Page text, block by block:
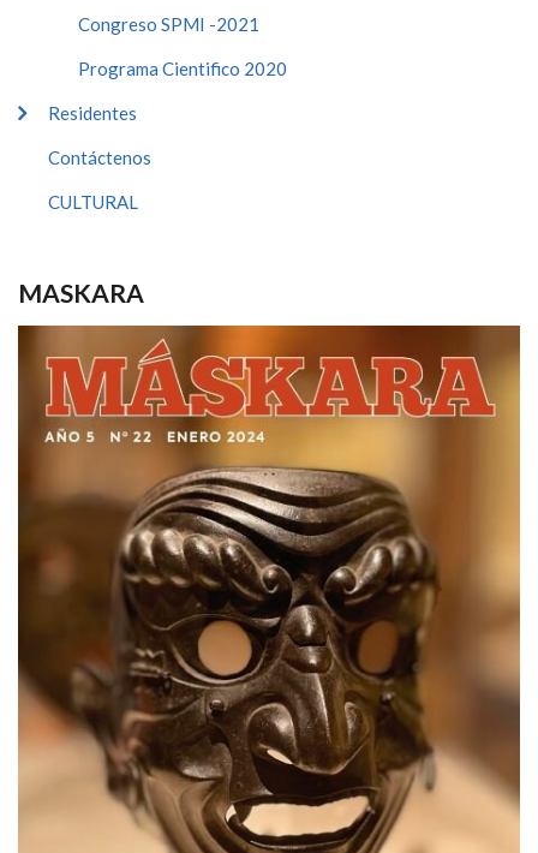
Congreso SPMI -2021
Programa Cientifico 2020
Residentes
Contáctenos
CULTURAL
MASKARA